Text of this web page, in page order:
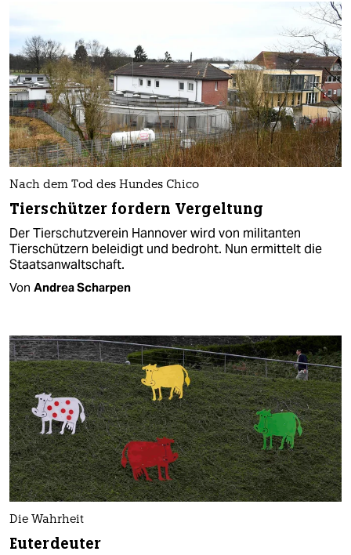
Nach dem Tod des Hundes Chico
Tierschützer fordern Vergeltung
Der Tierschutzverein Hannover wird von militanten
Tierschützern beleidigt und bedroht. Nun ermittelt die
Staatsanwaltschaft.
Von Andrea Scharpen
Die Wahrheit
Euterdeuter